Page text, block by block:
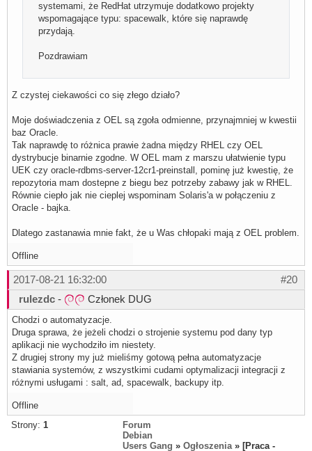
systemami, że RedHat utrzymuje dodatkowo projekty
wspomagające typu: spacewalk, które się naprawdę
przydają.
Pozdrawiam
Z czystej ciekawości co się złego działo?
Moje doświadczenia z OEL są zgoła odmienne, przynajmniej w kwestii
baz Oracle.
Tak naprawdę to różnica prawie żadna między RHEL czy OEL
dystrybucje binarnie zgodne. W OEL mam z marszu ułatwienie typu
UEK czy oracle-rdbms-server-12cr1-preinstall, pominę już kwestię, że
repozytoria mam dostepne z biegu bez potrzeby zabawy jak w RHEL.
Równie ciepło jak nie cieplej wspominam Solaris'a w połączeniu z
Oracle - bajka.
Dlatego zastanawia mnie fakt, że u Was chłopaki mają z OEL problem.
Offline
#20
2017-08-21 16:32:00
rulezdc - Członek DUG
Chodzi o automatyzacje.
Druga sprawa, że jeżeli chodzi o strojenie systemu pod dany typ
aplikacji nie wychodziło im niestety.
Z drugiej strony my już mieliśmy gotową pełna automatyzacje
stawiania systemów, z wszystkimi cudami optymalizacji integracji z
różnymi usługami : salt, ad, spacewalk, backupy itp.
Offline
Strony: 1
Forum
Debian
Users Gang » Ogłoszenia » [Praca -